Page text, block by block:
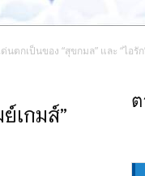
ตกเป็นของ “สุขกมล” และ “ไอรัก
เกมส์”